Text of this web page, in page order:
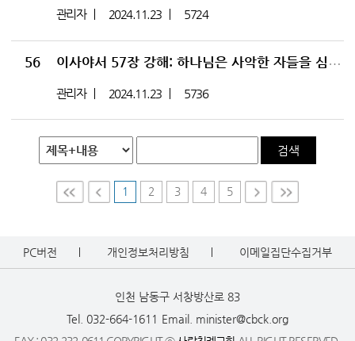
관리자 2024.11.23 5724
56 이사야서 57장 강해: 하나님은 사악한 자들을 심판하신다
관리자 2024.11.23 5736
검색
1 2 3 4
5
PC버전 개인정보처리방침 이메일집단수집거부
인천 남동구 서창방산로 83
Tel. 032-664-1611 Email. minister@cbck.org